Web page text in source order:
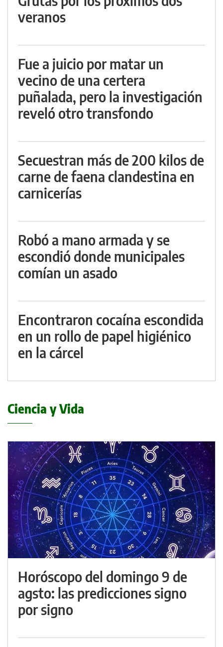
veranos
Fue a juicio por matar un
vecino de una certera
puñalada, pero la investigación
reveló otro transfondo
Secuestran más de 200 kilos de
carne de faena clandestina en
carnicerías
Robó a mano armada y se
escondió donde municipales
comían un asado
Encontraron cocaína escondida
en un rollo de papel higiénico
en la cárcel
Ciencia y Vida
Horóscopo del domingo 9 de
agsto: las predicciones signo
por signo